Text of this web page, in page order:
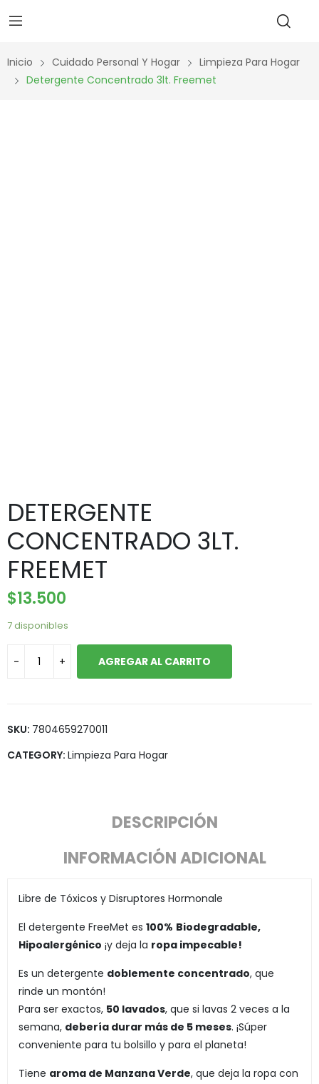
Inicio Cuidado Personal Y Hogar
Limpieza Para Hogar
Detergente Concentrado 3lt. Freemet
DETERGENTE
CONCENTRADO 3LT.
FREEMET
$13.500
7 disponibles
AGREGAR AL CARRITO
SKU: 7804659270011
CATEGORY: Limpieza Para Hogar
DESCRIPCIÓN
INFORMACIÓN ADICIONAL
Libre de Tóxicos y Disruptores Hormonale
El detergente FreeMet es 100% Biodegradable,
Hipoalergénico ¡y deja la ropa impecable!
Es un detergente doblemente concentrado, que
rinde un montón!
Para ser exactos, 50 lavados, que si lavas 2 veces a la
semana, debería durar más de 5 meses. ¡Súper
conveniente para tu bolsillo y para el planeta!
Tiene aroma de Manzana Verde, que deja la ropa con